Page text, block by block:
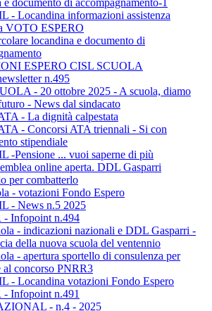
e documento di accompagnamento-1
- Locandina informazioni assistenza
VOTO ESPERO
locandina e documento di
ESPERO CISL SCUOLA
n.495
- 20 ottobre 2025 - A scuola, diamo
- News dal sindacato
- La dignità calpestata
- Concorsi ATA triennali - Si con
stipendiale
-Pensione ... vuoi saperne di più
online aperta. DDL Gasparri
per combatterlo
- votazioni Fondo Espero
- News n.5 2025
Infopoint n.494
- indicazioni nazionali e DDL Gasparri -
della nuova scuola del ventennio
- apertura sportello di consulenza per
al concorso PNRR3
- Locandina votazioni Fondo Espero
Infopoint n.491
- n.4 - 2025